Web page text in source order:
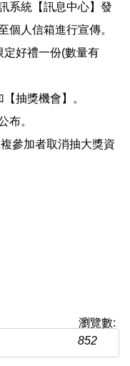
系統【訊息中心】發
個人信箱進行宣傳。
定好禮一份(數量有
抽獎機會】。
布。
參加者取消抽大獎資
瀏覽數:
852